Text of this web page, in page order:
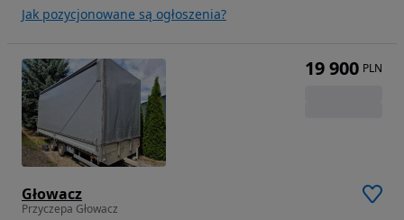
Jak pozycjonowane są ogłoszenia?
Głowacz
Przyczepa Głowacz
19 900 PLN